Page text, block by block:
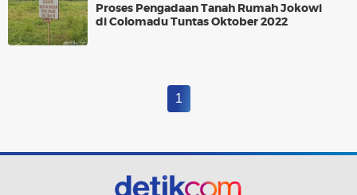
Proses Pengadaan Tanah Rumah Jokowi
di Colomadu Tuntas Oktober 2022
1